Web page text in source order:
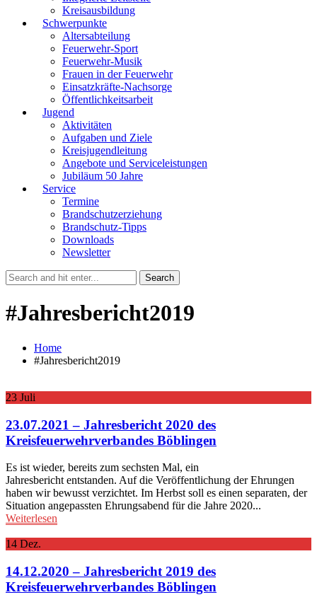
Kreisausbildung
Schwerpunkte
Altersabteilung
Feuerwehr-Sport
Feuerwehr-Musik
Frauen in der Feuerwehr
Einsatzkräfte-Nachsorge
Öffentlichkeitsarbeit
Jugend
Aktivitäten
Aufgaben und Ziele
Kreisjugendleitung
Angebote und Serviceleistungen
Jubiläum 50 Jahre
Service
Termine
Brandschutzerziehung
Brandschutz-Tipps
Downloads
Newsletter
#Jahresbericht2019
Home
#Jahresbericht2019
23 Juli
23.07.2021 – Jahresbericht 2020 des
Kreisfeuerwehrverbandes Böblingen
Es ist wieder, bereits zum sechsten Mal, ein
Jahresbericht entstanden. Auf die Veröffentlichung der Ehrungen
haben wir bewusst verzichtet. Im Herbst soll es einen separaten, der
Situation angepassten Ehrungsabend für die Jahre 2020...
Weiterlesen
14 Dez.
14.12.2020 – Jahresbericht 2019 des
Kreisfeuerwehrverbandes Böblingen